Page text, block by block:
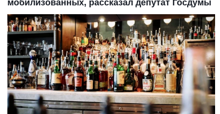
мобилизованных, рассказал депутат Госдумы